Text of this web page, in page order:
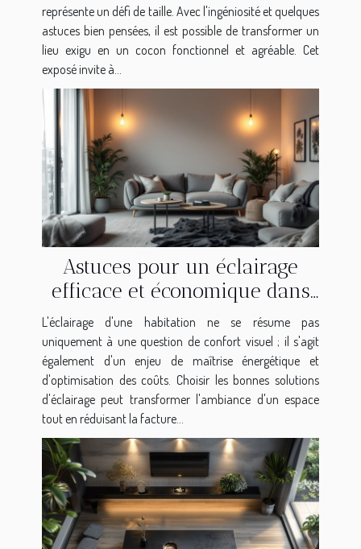
représente un défi de taille. Avec l'ingéniosité et quelques
astuces bien pensées, il est possible de transformer un
lieu exigu en un cocon fonctionnel et agréable. Cet
exposé invite à...
Astuces pour un éclairage
efficace et économique dans
la maison solutions LED et
placement stratégique
L'éclairage d'une habitation ne se résume pas
uniquement à une question de confort visuel ; il s'agit
également d'un enjeu de maîtrise énergétique et
d'optimisation des coûts. Choisir les bonnes solutions
d'éclairage peut transformer l'ambiance d'un espace
tout en réduisant la facture...